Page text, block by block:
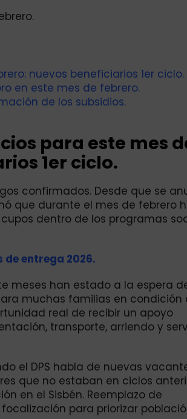
nuevos beneficiarios 1er ciclo.
en este mes de febrero.
de los subsidios.
para este mes
1er ciclo.
confirmados. Desde que se
que durante el mes de febrero
dentro de los programas
entrega 2026.
meses han estado a la espera
muchas familias en condición
real de recibir un apoyo
transporte, arriendo y
el DPS habla de nuevas
que no estaban en ciclos
en el Sisbén. Reemplazo de
para priorizar